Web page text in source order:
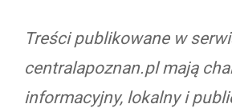
Treści publikowane w
centralapoznan.pl mają
informacyjny, lokalny i